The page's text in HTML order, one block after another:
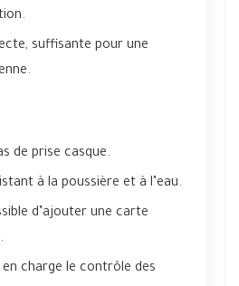
suffisante pour une
de prise casque.
à la poussière et à l’eau.
d’ajouter une carte
en charge le contrôle des